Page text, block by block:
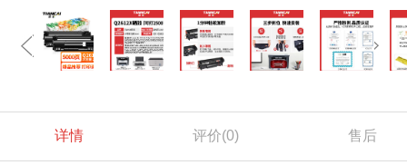
详情 评价(0) 售后